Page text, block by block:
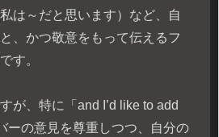
は～だと思います）など、自
、かつ敬意をもって伝えるフ
す。
が、特に「and I’d like to add
ーの意見を尊重しつつ、自分の